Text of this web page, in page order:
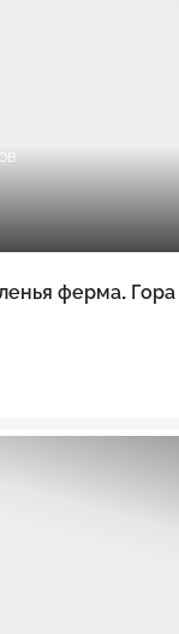
ферма.